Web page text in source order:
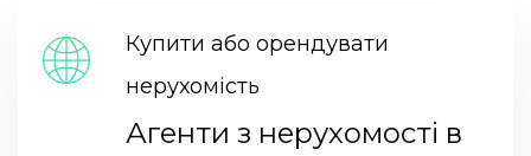
Купити або орендувати
нерухомість
Агенти з нерухомості в